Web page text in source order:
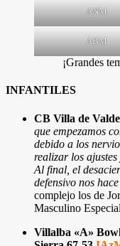
ANM
ABM
¡Grandes
INFANTILES
CB Villa de
que empezamos
debido a los
realizar los
Al final, el
defensivo nos
complejo los de
Masculino
Villalba «A»